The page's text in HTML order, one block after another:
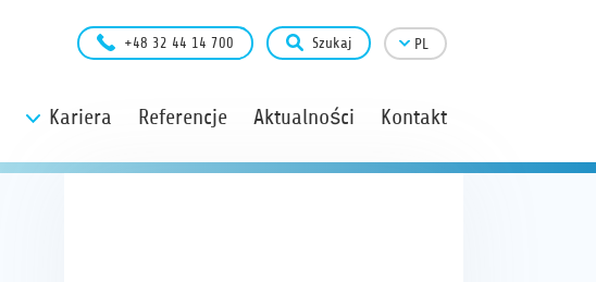
Kariera Referencje Aktualności Kontakt
+48 32 44 14 700 Szukaj PL